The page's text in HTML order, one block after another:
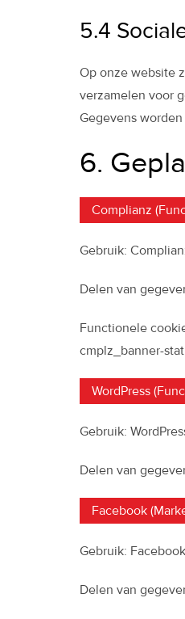
5.4
Op onze website
verzamelen voor
Gegevens
6.
Complianz
Gebruik:
Delen van
Functionele
cmplz_banner-
WordPress
Gebruik:
Delen van
Facebook
Gebruik:
Delen van